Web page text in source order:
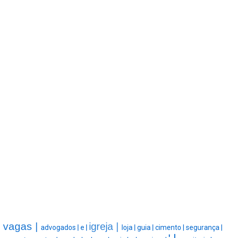
vagas | advogados | e | igreja | loja | guia | cimento | segurança |